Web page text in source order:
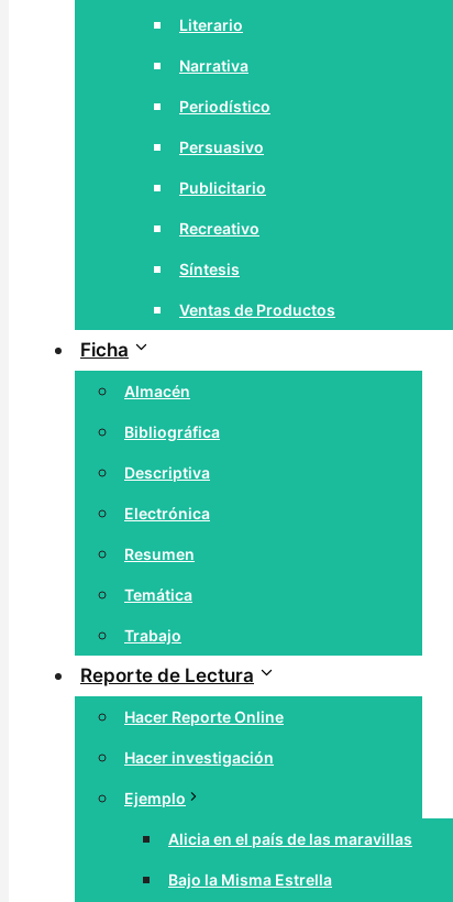
Literario
Narrativa
Periodístico
Persuasivo
Publicitario
Recreativo
Síntesis
Ventas de Productos
Ficha
Almacén
Bibliográfica
Descriptiva
Electrónica
Resumen
Temática
Trabajo
Reporte de Lectura
Hacer Reporte Online
Hacer investigación
Ejemplo
Alicia en el país de las maravillas
Bajo la Misma Estrella